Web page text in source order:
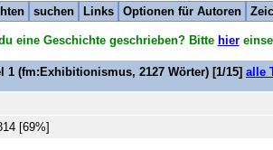
suchen Links Optionen für Autoren
eine Geschichte geschrieben? Bitte hier
1 (fm:Exhibitionismus, 2127 Wörter) [1/15] alle
[69%]